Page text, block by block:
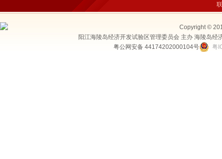
Copyright ©
阳江海陵岛经济开发试验区管理委员会 主办 海陵岛
粤公网安备 44174202000104号
粤